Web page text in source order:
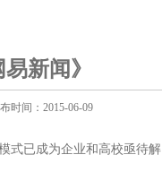
新闻》
时间：2015-06-09
式已成为企业和高校亟待解